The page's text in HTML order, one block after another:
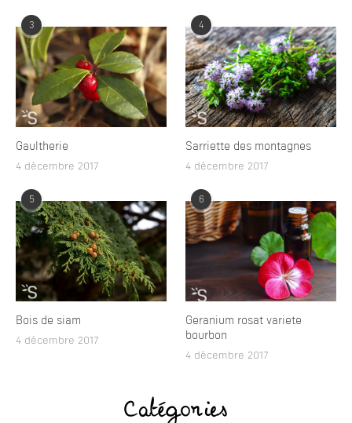
3
Gaultherie
4 décembre 2017
4
Sarriette des montagnes
4 décembre 2017
5
Bois de siam
4 décembre 2017
6
Geranium rosat variete
bourbon
4 décembre 2017
Catégories